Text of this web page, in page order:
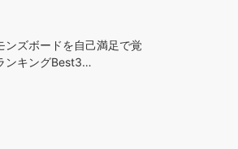
ンズボードを自己満足で覚
ンキングBest3…